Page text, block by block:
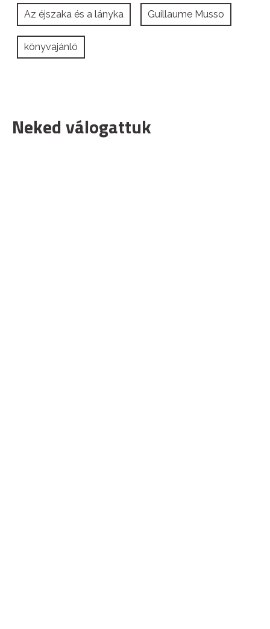
Az éjszaka és a lányka Guillaume Musso
könyvajánló
Neked válogattuk